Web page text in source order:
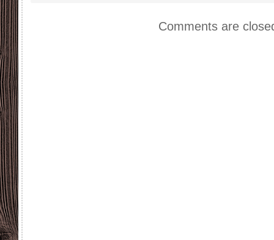
Comments are